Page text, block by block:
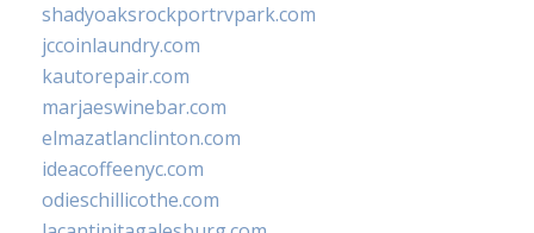
shadyoaksrockportrvpark.com
jccoinlaundry.com
kautorepair.com
marjaeswinebar.com
elmazatlanclinton.com
ideacoffeenyc.com
odieschillicothe.com